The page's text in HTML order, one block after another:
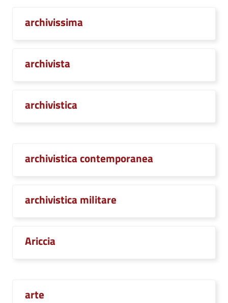
archivissima
archivista
archivistica
archivistica contemporanea
archivistica militare
Ariccia
arte